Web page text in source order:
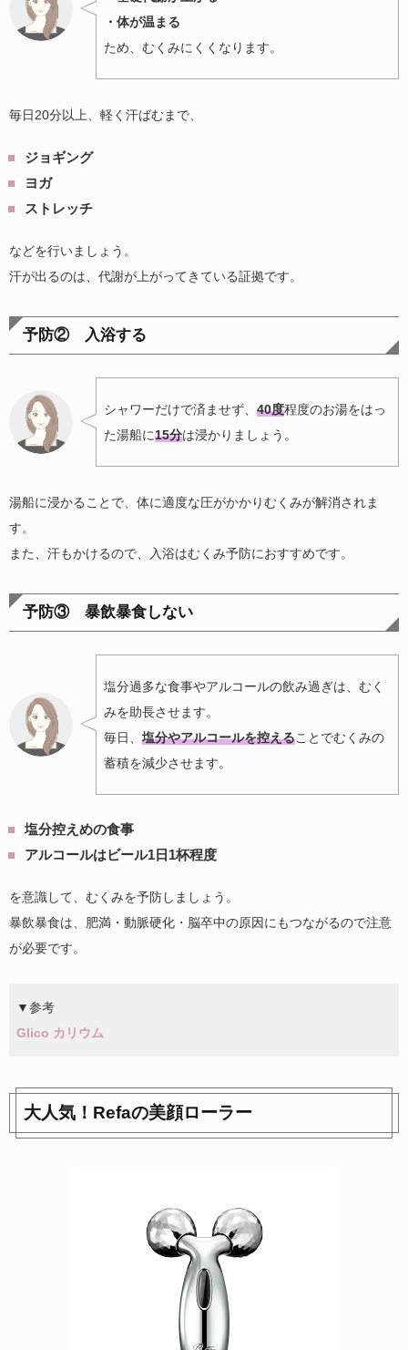
・体が温まる
ため、むくみにくくなります。
毎日20分以上、軽く汗ばむまで、
ジョギング
ヨガ
ストレッチ
などを行いましょう。
汗が出るのは、代謝が上がってきている証拠です。
予防② 入浴する
シャワーだけで済ませず、 40度程度のお湯をはっ
た湯船に15分は浸かりましょう。
湯船に浸かることで、体に適度な圧がかかりむくみが解消されま
す。
また、汗もかけるので、入浴はむくみ予防におすすめです。
予防③ 暴飲暴食しない
塩分過多な食事やアルコールの飲み過ぎは、むく
みを助長させます。
毎日、 塩分やアルコールを控えることでむくみの
蓄積を減少させます。
塩分控えめの食事
アルコールはビール1日1杯程度
を意識して、むくみを予防しましょう。
暴飲暴食は、肥満・動脈硬化・脳卒中の原因にもつながるので注意
が必要です。
▼参考
Glico カリウム
大人気！Refaの美顔ローラー